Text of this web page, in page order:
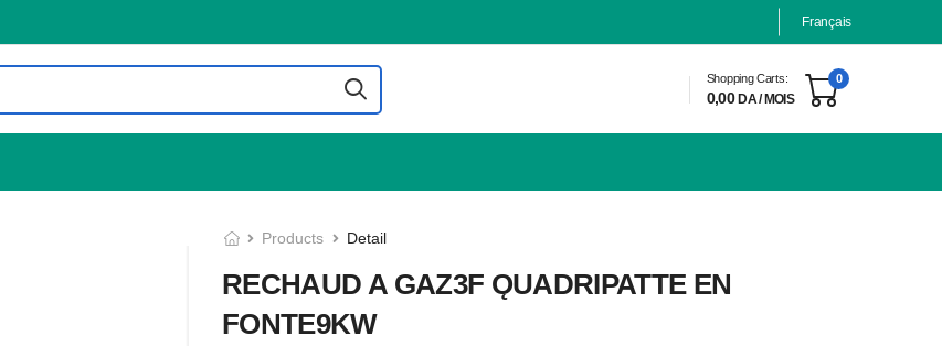
Français
Shopping Carts:
0,00DA / MOIS
0
Products Detail
RECHAUD A GAZ3F ǪUADRIPATTE EN
FONTE9KW